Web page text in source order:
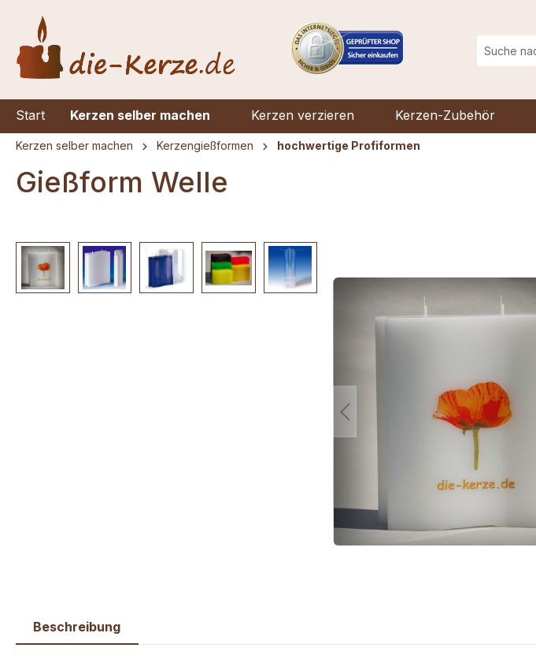
Start Kerzen selber machen Kerzen verzieren Kerzen-Zubehör
Kerzen selber machen Kerzengießformen hochwertige Profiformen
Gießform Welle
Bildergalerie überspringen
Beschreibung